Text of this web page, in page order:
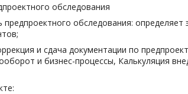
обследования
предпроектного обследования:
и сдача документации по
и бизнес-процессы, Калькуляция